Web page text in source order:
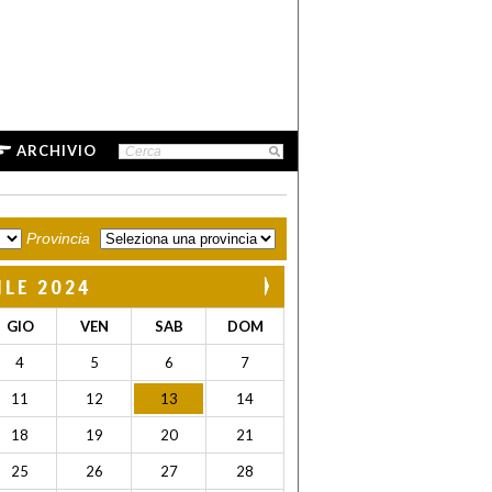
ARCHIVIO
Provincia
2024
GIO VEN SAB DOM
4 5 6 7
11 12 13 14
18 19 20 21
25 26 27 28